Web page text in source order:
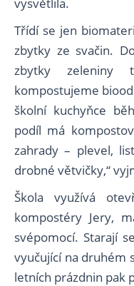
Třídí se jen
zbytky ze svačin.
zbytky zeleniny
kompostujeme
školní kuchyňce
podíl má
zahrady – plevel,
drobné větvičky,“
Škola využívá
kompostéry Jery,
svépomocí. Starají
vyučující na druhém
letních prázdnin pak